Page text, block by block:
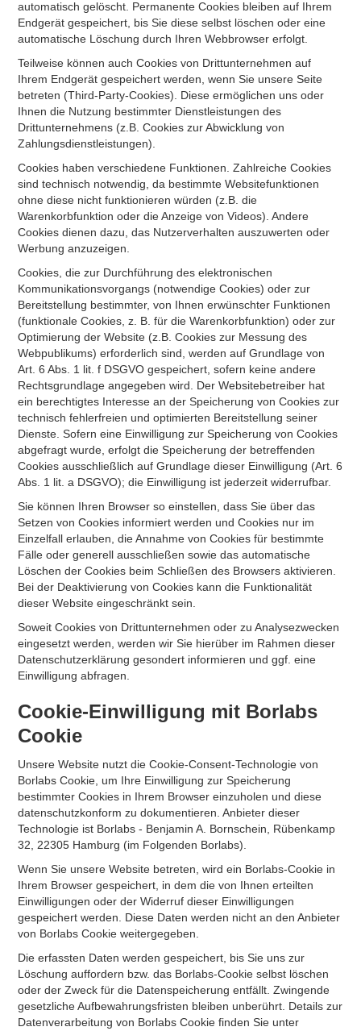
automatisch gelöscht. Permanente Cookies bleiben auf Ihrem
Endgerät gespeichert, bis Sie diese selbst löschen oder eine
automatische Löschung durch Ihren Webbrowser erfolgt.
Teilweise können auch Cookies von Drittunternehmen auf
Ihrem Endgerät gespeichert werden, wenn Sie unsere Seite
betreten (Third-Party-Cookies). Diese ermöglichen uns oder
Ihnen die Nutzung bestimmter Dienstleistungen des
Drittunternehmens (z.B. Cookies zur Abwicklung von
Zahlungsdienstleistungen).
Cookies haben verschiedene Funktionen. Zahlreiche Cookies
sind technisch notwendig, da bestimmte Websitefunktionen
ohne diese nicht funktionieren würden (z.B. die
Warenkorbfunktion oder die Anzeige von Videos). Andere
Cookies dienen dazu, das Nutzerverhalten auszuwerten oder
Werbung anzuzeigen.
Cookies, die zur Durchführung des elektronischen
Kommunikationsvorgangs (notwendige Cookies) oder zur
Bereitstellung bestimmter, von Ihnen erwünschter Funktionen
(funktionale Cookies, z. B. für die Warenkorbfunktion) oder zur
Optimierung der Website (z.B. Cookies zur Messung des
Webpublikums) erforderlich sind, werden auf Grundlage von
Art. 6 Abs. 1 lit. f DSGVO gespeichert, sofern keine andere
Rechtsgrundlage angegeben wird. Der Websitebetreiber hat
ein berechtigtes Interesse an der Speicherung von Cookies zur
technisch fehlerfreien und optimierten Bereitstellung seiner
Dienste. Sofern eine Einwilligung zur Speicherung von Cookies
abgefragt wurde, erfolgt die Speicherung der betreffenden
Cookies ausschließlich auf Grundlage dieser Einwilligung (Art. 6
Abs. 1 lit. a DSGVO); die Einwilligung ist jederzeit widerrufbar.
Sie können Ihren Browser so einstellen, dass Sie über das
Setzen von Cookies informiert werden und Cookies nur im
Einzelfall erlauben, die Annahme von Cookies für bestimmte
Fälle oder generell ausschließen sowie das automatische
Löschen der Cookies beim Schließen des Browsers aktivieren.
Bei der Deaktivierung von Cookies kann die Funktionalität
dieser Website eingeschränkt sein.
Soweit Cookies von Drittunternehmen oder zu Analysezwecken
eingesetzt werden, werden wir Sie hierüber im Rahmen dieser
Datenschutzerklärung gesondert informieren und ggf. eine
Einwilligung abfragen.
Cookie-Einwilligung mit Borlabs
Cookie
Unsere Website nutzt die Cookie-Consent-Technologie von
Borlabs Cookie, um Ihre Einwilligung zur Speicherung
bestimmter Cookies in Ihrem Browser einzuholen und diese
datenschutzkonform zu dokumentieren. Anbieter dieser
Technologie ist Borlabs - Benjamin A. Bornschein, Rübenkamp
32, 22305 Hamburg (im Folgenden Borlabs).
Wenn Sie unsere Website betreten, wird ein Borlabs-Cookie in
Ihrem Browser gespeichert, in dem die von Ihnen erteilten
Einwilligungen oder der Widerruf dieser Einwilligungen
gespeichert werden. Diese Daten werden nicht an den Anbieter
von Borlabs Cookie weitergegeben.
Die erfassten Daten werden gespeichert, bis Sie uns zur
Löschung auffordern bzw. das Borlabs-Cookie selbst löschen
oder der Zweck für die Datenspeicherung entfällt. Zwingende
gesetzliche Aufbewahrungsfristen bleiben unberührt. Details zur
Datenverarbeitung von Borlabs Cookie finden Sie unter